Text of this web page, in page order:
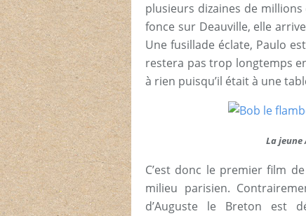
plusieurs dizaines de
fonce sur Deauville, elle
Une fusillade éclate, Paulo
restera pas trop longtemps
à rien puisqu’il était à une
La jeune
C’est donc le premier film
milieu parisien.
d’Auguste le Breton est